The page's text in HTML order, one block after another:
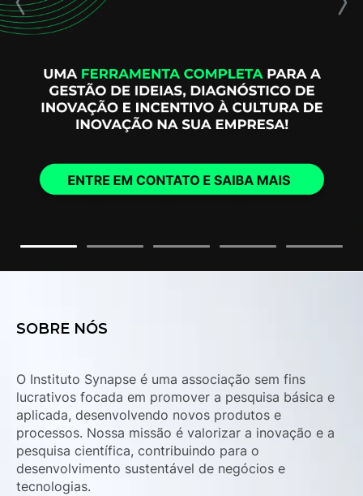
SOBRE NÓS
O Instituto Synapse é uma associação sem fins
lucrativos focada em promover a pesquisa básica e
aplicada, desenvolvendo novos produtos e
processos. Nossa missão é valorizar a inovação e a
pesquisa científica, contribuindo para o
desenvolvimento sustentável de negócios e
tecnologias.